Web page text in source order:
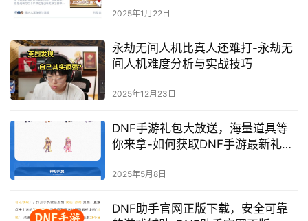
2025年1月22日
永劫无间人机比真人还难打-永劫无
间人机难度分析与实战技巧
2025年12月23日
DNF手游礼包大放送，海量道具等
你来拿-如何获取DNF手游最新礼包
2025年5月8日
DNF助手官网正版下载，安全可靠